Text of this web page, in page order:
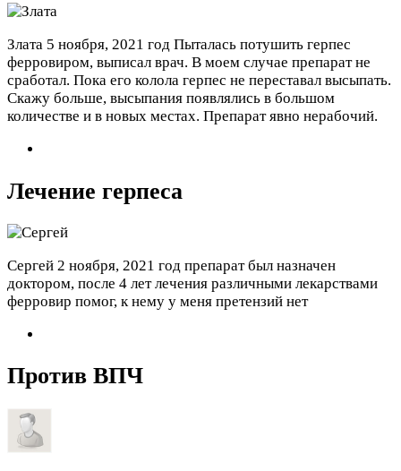
Злата 5 ноября, 2021 год Пыталась потушить герпес
ферровиром, выписал врач. В моем случае препарат не
сработал. Пока его колола герпес не переставал высыпать.
Скажу больше, высыпания появлялись в большом
количестве и в новых местах. Препарат явно нерабочий.
Лечение герпеса
Сергей 2 ноября, 2021 год препарат был назначен
доктором, после 4 лет лечения различными лекарствами
ферровир помог, к нему у меня претензий нет
Против ВПЧ